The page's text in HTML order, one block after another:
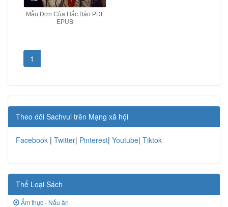
Mẫu Đơn Của Hắc Báo PDF
EPUB
1
Theo dõi Sachvui trên Mạng xã hội
Facebook | Twitter| Pinterest| Youtube| Tiktok
Thể Loại Sách
Ẩm thực - Nấu ăn